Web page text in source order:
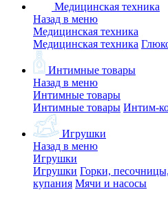
Медицинская техника
Назад в меню
Медицинская техника
Медицинская техника
Интимные товары
Назад в меню
Интимные товары
Интимные товары Интим-
Игрушки
Назад в меню
Игрушки
Игрушки Горки,
купания Мячи и насосы